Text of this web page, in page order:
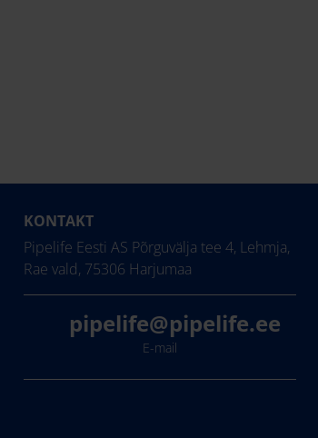
KONTAKT
Pipelife Eesti AS Põrguvälja tee 4, Lehmja,
Rae vald, 75306 Harjumaa
pipelife@pipelife.ee
E-mail